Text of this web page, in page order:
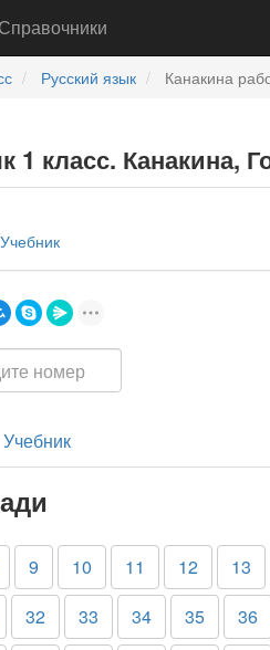
Справочники
Русский язык Канакина
1 класс. Канакина,
Учебник
9 10 11 12 13
32 33 34 35 36